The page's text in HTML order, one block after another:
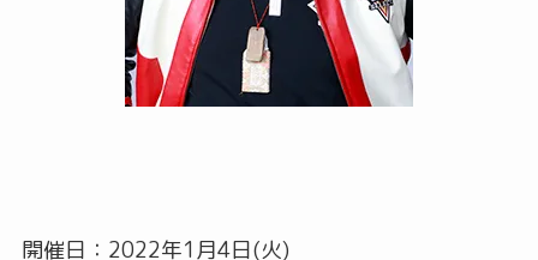
開催日：2022年1月4日(火)